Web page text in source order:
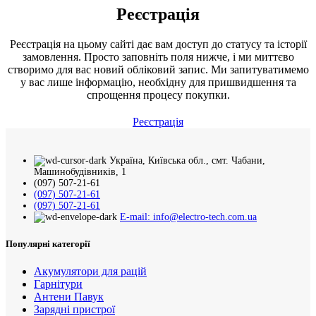
Реєстрація
Реєстрація на цьому сайті дає вам доступ до статусу та історії
замовлення. Просто заповніть поля нижче, і ми миттєво
створимо для вас новий обліковий запис. Ми запитуватимемо
у вас лише інформацію, необхідну для пришвидшення та
спрощення процесу покупки.
Реєстрація
Україна, Київська обл., смт. Чабани,
Машинобудівників, 1
(097) 507-21-61
(097) 507-21-61
(097) 507-21-61
E-mail: info@electro-tech.com.ua
Популярні категорії
Акумулятори для рацій
Гарнітури
Антени Павук
Зарядні пристрої